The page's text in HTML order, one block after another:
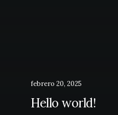
febrero 20, 2025
Hello world!